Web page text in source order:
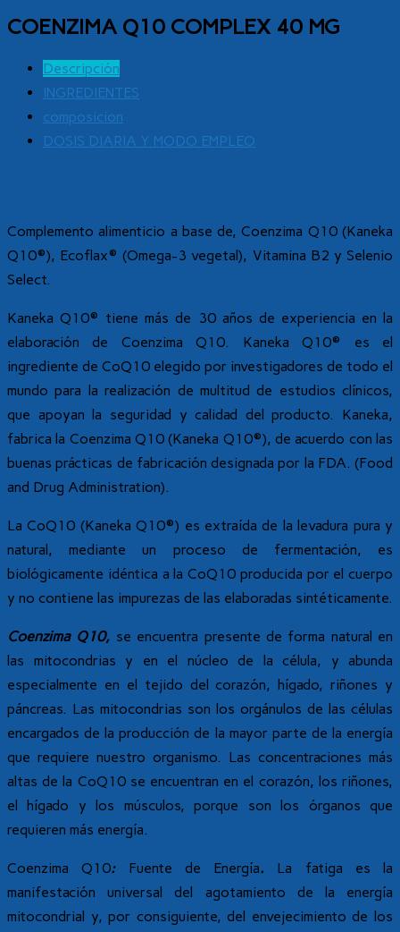
COENZIMA Q10 COMPLEX 40 MG
Descripción
INGREDIENTES
composicion
DOSIS DIARIA Y MODO EMPLEO
Complemento alimenticio a base de, Coenzima Q10 (Kaneka
Q10®), Ecoflax® (Omega-3 vegetal), Vitamina B2 y Selenio
Select.
Kaneka Q10® tiene más de 30 años de experiencia en la
elaboración de Coenzima Q10. Kaneka Q10® es el
ingrediente de CoQ10 elegido por investigadores de todo el
mundo para la realización de multitud de estudios clínicos,
que apoyan la seguridad y calidad del producto. Kaneka,
fabrica la Coenzima Q10 (Kaneka Q10®), de acuerdo con las
buenas prácticas de fabricación designada por la FDA. (Food
and Drug Administration).
La CoQ10 (Kaneka Q10®) es extraída de la levadura pura y
natural, mediante un proceso de fermentación, es
biológicamente idéntica a la CoQ10 producida por el cuerpo
y no contiene las impurezas de las elaboradas sintéticamente.
Coenzima Q10, se encuentra presente de forma natural en
las mitocondrias y en el núcleo de la célula, y abunda
especialmente en el tejido del corazón, hígado, riñones y
páncreas. Las mitocondrias son los orgánulos de las células
encargados de la producción de la mayor parte de la energía
que requiere nuestro organismo. Las concentraciones más
altas de la CoQ10 se encuentran en el corazón, los riñones,
el hígado y los músculos, porque son los órganos que
requieren más energía.
Coenzima Q10: Fuente de Energía. La fatiga es la
manifestación universal del agotamiento de la energía
mitocondrial y, por consiguiente, del envejecimiento de los